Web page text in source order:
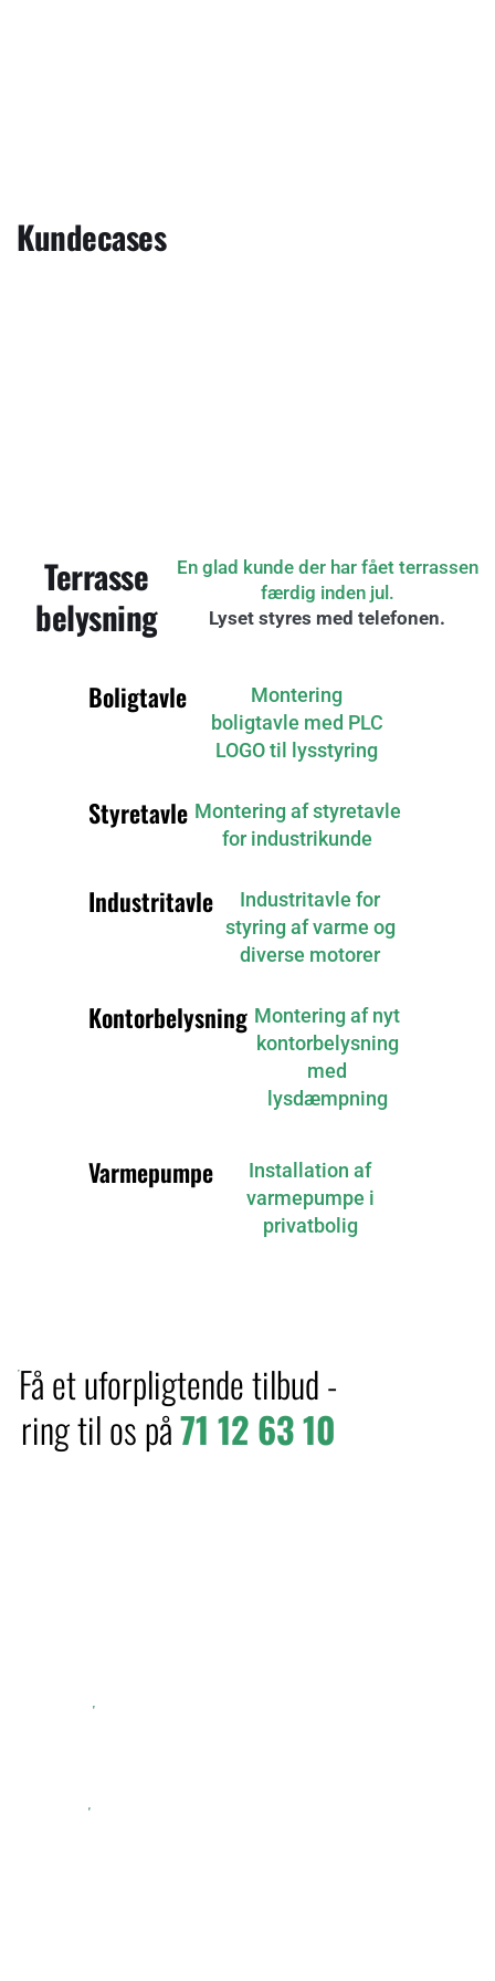
Kundecases
Terrasse
belysning
En glad kunde der har fået terrassen
færdig inden jul.
Lyset styres med telefonen.
Boligtavle
Montering
boligtavle med PLC
LOGO til lysstyring
Styretavle Montering af styretavle
for industrikunde
Industritavle
Industritavle for
styring af varme og
diverse motorer
Kontorbelysning Montering af nyt
kontorbelysning
med
lysdæmpning
Varmepumpe
Installation af
varmepumpe i
privatbolig
Få et uforpligtende tilbud -
ring til os på71 12 63 10